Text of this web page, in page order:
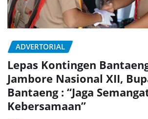
ADVERTORIAL
Lepas Kontingen
Jambore Nasional XII,
Bantaeng : “Jaga
Kebersamaan”